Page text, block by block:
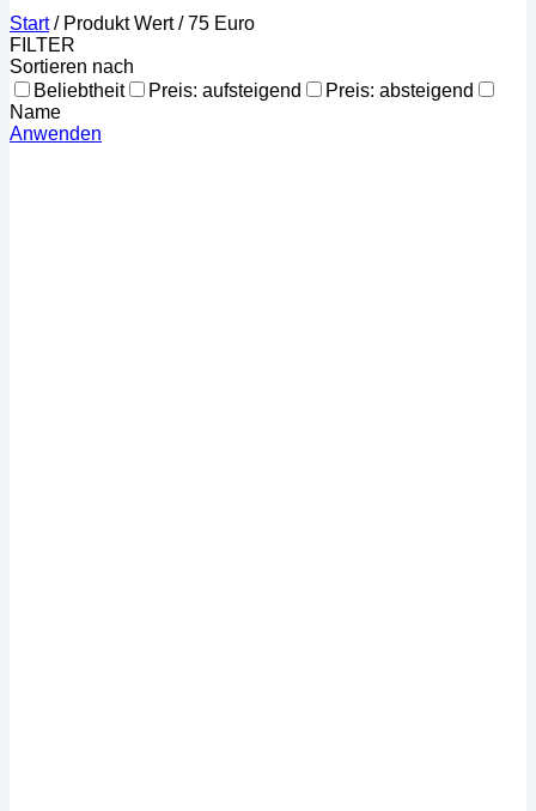
Start /Produkt Wert/75 Euro
FILTER
Sortieren nach
Beliebtheit
Preis: aufsteigend
Preis: absteigend
Name
Anwenden